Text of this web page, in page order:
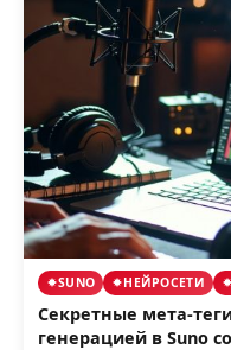
SUNO НЕЙРОСЕТИ
Секретные мета-
генерацией в Suno